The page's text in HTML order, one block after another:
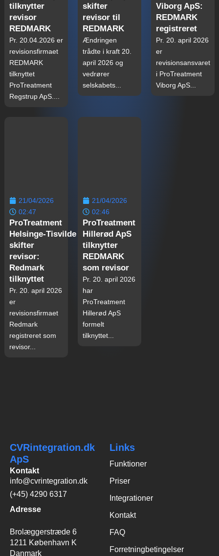
tilknytter
revisor
REDMARK
Pr. 20.04.2026 er
revisionsfirmaet
REDMARK
tilknyttet
ProTreatment
Regstrup ApS....
skifter
revisor til
REDMARK
Ændringen
trådte i kraft 20.
april 2026 og
vedrører
selskabets...
Viborg ApS:
REDMARK
registreret
Pr. 20. april 2026
er
revisionsansvaret
i ProTreatment
Viborg ApS...
21/04/2026
02:47
ProTreatment
Helsinge‑Tisvilde
skifter
revisor:
Redmark
tilknyttet
Pr. 20. april 2026
er
revisionsfirmaet
Redmark
registreret som
revisor...
21/04/2026
02:46
ProTreatment
Hillerød ApS
tilknytter
REDMARK
som revisor
Pr. 20. april 2026
har
ProTreatment
Hillerød ApS
formelt
tilknyttet...
CVRintegration.dk
ApS
Kontakt
info@cvrintegration.dk
(+45) 4290 6317
Adresse
Brolæggerstræde 6
1211 København K
Danmark
Links
Funktioner
Priser
Integrationer
Kontakt
FAQ
Forretningbetingelser